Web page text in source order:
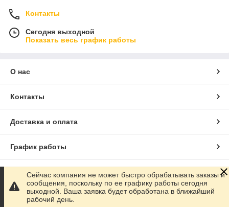
Контакты
Сегодня выходной
Показать весь график работы
О нас
Контакты
Доставка и оплата
График работы
Полная версия сайта
Сайт создан на маркетплейсе Satu.kz
Сейчас компания не может быстро обрабатывать заказы и
сообщения, поскольку по ее графику работы сегодня
выходной. Ваша заявка будет обработана в ближайший
рабочий день.